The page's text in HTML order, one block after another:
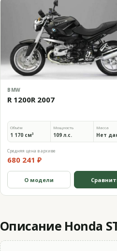
BMW
R 1200R 2007
Объём
1 170 см³
Мощность
109 л.с.
Масса
Нет
Средняя цена в архиве
680 241 ₽
О модели
Описание Honda